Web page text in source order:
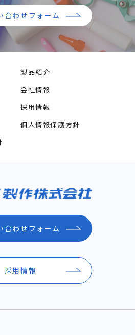
合わせフォーム
製品紹介
会社情報
採用情報
個人情報保護方針
合わせフォーム
採用情報